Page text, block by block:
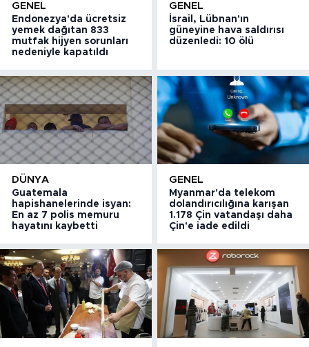
GENEL
Endonezya'da ücretsiz
yemek dağıtan 833
mutfak hijyen sorunları
nedeniyle kapatıldı
GENEL
İsrail, Lübnan'ın
güneyine hava saldırısı
düzenledi: 10 ölü
DÜNYA
Guatemala
hapishanelerinde isyan:
En az 7 polis memuru
hayatını kaybetti
GENEL
Myanmar'da telekom
dolandırıcılığına karışan
1.178 Çin vatandaşı daha
Çin'e iade edildi